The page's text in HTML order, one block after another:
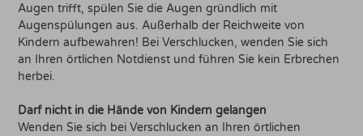
Augen trifft, spülen Sie die Augen gründlich mit
Augenspülungen aus. Außerhalb der Reichweite von
Kindern aufbewahren! Bei Verschlucken, wenden Sie sich
an Ihren örtlichen Notdienst und führen Sie kein Erbrechen
herbei.
Darf nicht in die Hände von Kindern gelangen
Wenden Sie sich bei Verschlucken an Ihren örtlichen